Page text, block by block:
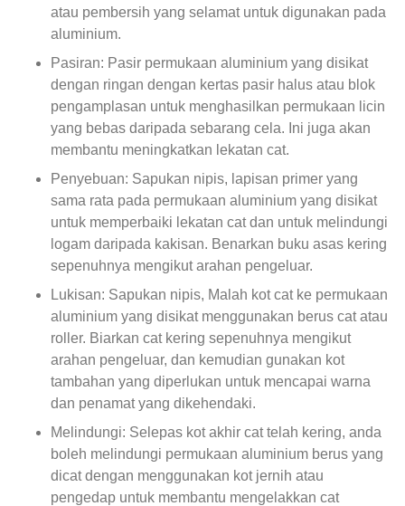
atau pembersih yang selamat untuk digunakan pada
aluminium.
Pasiran: Pasir permukaan aluminium yang disikat
dengan ringan dengan kertas pasir halus atau blok
pengamplasan untuk menghasilkan permukaan licin
yang bebas daripada sebarang cela. Ini juga akan
membantu meningkatkan lekatan cat.
Penyebuan: Sapukan nipis, lapisan primer yang
sama rata pada permukaan aluminium yang disikat
untuk memperbaiki lekatan cat dan untuk melindungi
logam daripada kakisan. Benarkan buku asas kering
sepenuhnya mengikut arahan pengeluar.
Lukisan: Sapukan nipis, Malah kot cat ke permukaan
aluminium yang disikat menggunakan berus cat atau
roller. Biarkan cat kering sepenuhnya mengikut
arahan pengeluar, dan kemudian gunakan kot
tambahan yang diperlukan untuk mencapai warna
dan penamat yang dikehendaki.
Melindungi: Selepas kot akhir cat telah kering, anda
boleh melindungi permukaan aluminium berus yang
dicat dengan menggunakan kot jernih atau
pengedap untuk membantu mengelakkan cat